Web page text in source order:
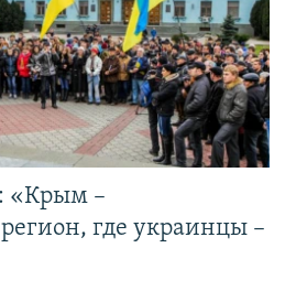
«Крым –
где украинцы –